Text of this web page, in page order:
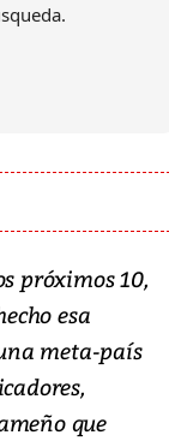
próximos 10,
esa
meta-país
que